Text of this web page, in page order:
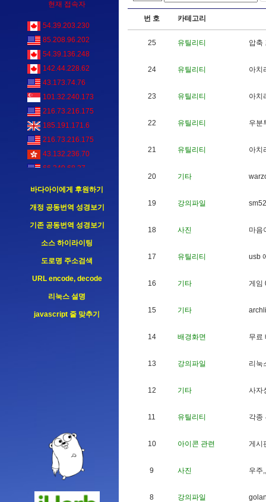
현재 접속자
54.39.203.230
85.208.96.202
54.39.136.248
142.44.228.62
43.173.74.76
101.32.240.173
216.73.216.175
185.191.171.6
216.73.216.175
43.132.236.70
66.249.68.37
바다아이에게 후원하기
개정 공동번역 성경보기
기존 공동번역 성경보기
소스 하이라이팅
도로명 주소검색
URL encode, decode
리눅스 설명
javascript 줄 맞추기
번 호 카테고리
25 유틸리티 압축
24 유틸리티 아치
23 유틸리티 아치
22 유틸리티 우분
21 유틸리티 아치
20 기타 warz
19 강의파일 sm52
18 사진 마음
17 유틸리티 usb
16 기타 게 임
15 기타 arch i
14 배경화면 무료
13 강의파일 리 눅
12 기타 사자
11 유틸리티 각종
10 아이콘 관련 게 시
9 사진 우주,,
8 강의파일 go a